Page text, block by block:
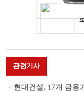
관련기사
현대건설, 17개 금융